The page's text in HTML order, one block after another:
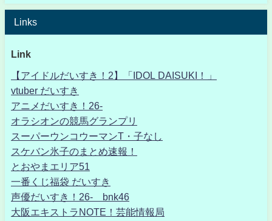
Links
Link
【アイドルだいすき！2】「IDOL DAISUKI！」
vtuber だいすき
アニメだいすき！26-
オラシオンの競馬グランプリ
スーパーウンコウーマンT・子なし
スケバン氷子のまとめ速報！
とおやまエリア51
一番くじ福袋 だいすき
声優だいすき！26- bnk46
大阪エキストラNOTE！芸能情報局